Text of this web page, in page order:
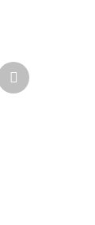
Další
produkt